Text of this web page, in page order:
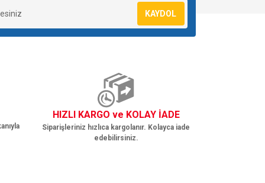
KAYDOL
HIZLI KARGO ve KOLAY İADE
Siparişleriniz hızlıca kargolanır. Kolayca iade
edebilirsiniz.